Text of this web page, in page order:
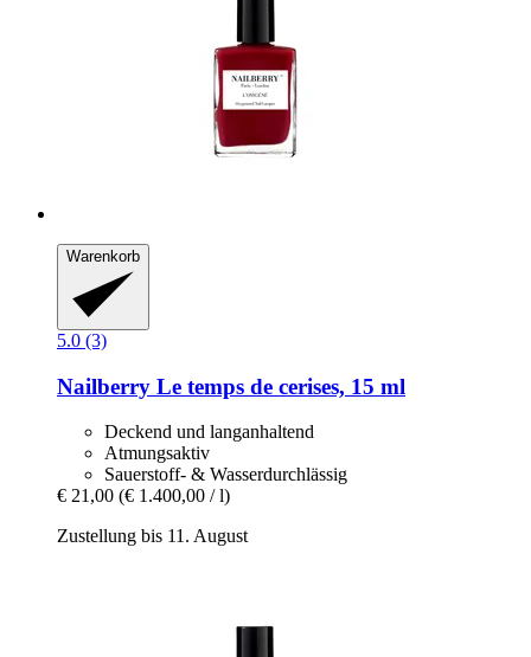
Warenkorb
5.0 (3)
Nailberry Le temps de cerises, 15 ml
Deckend und langanhaltend
Atmungsaktiv
Sauerstoff- & Wasserdurchlässig
€ 21,00 (€ 1.400,00 / l)
Zustellung bis 11. August